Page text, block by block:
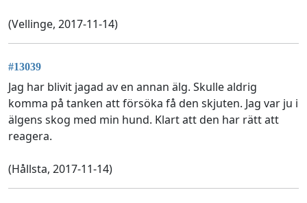
(Vellinge, 2017-11-14)
#13039
Jag har blivit jagad av en annan älg. Skulle aldrig
komma på tanken att försöka få den skjuten. Jag var ju i
älgens skog med min hund. Klart att den har rätt att
reagera.
(Hållsta, 2017-11-14)